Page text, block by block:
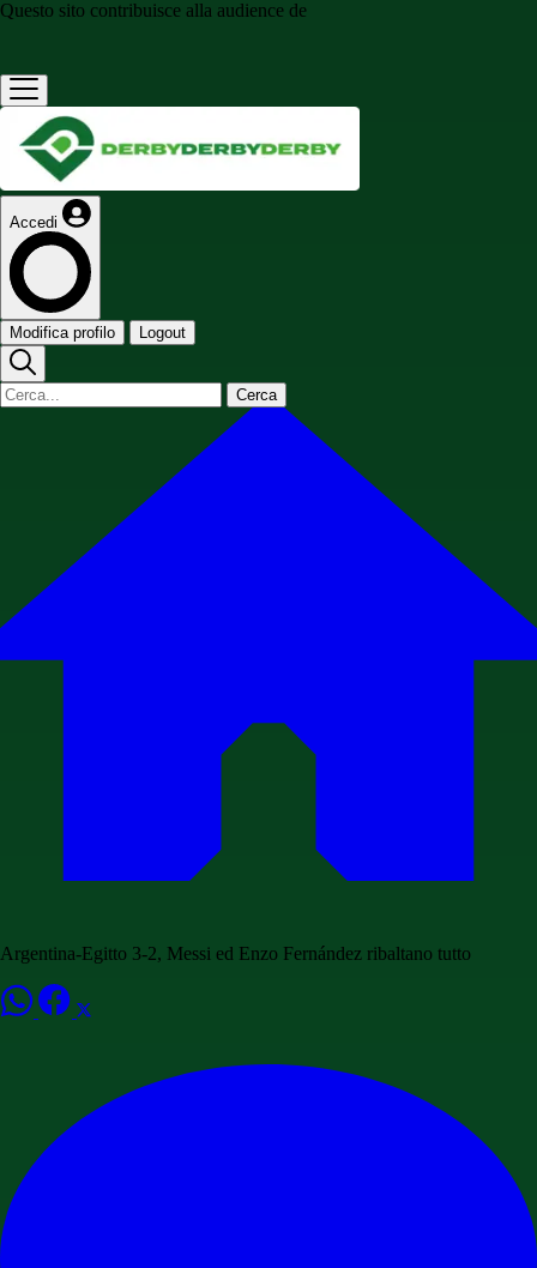
Questo sito contribuisce alla audience de
Accedi
Modifica profilo Logout
Cerca
Argentina-Egitto 3-2, Messi ed Enzo Fernández ribaltano tutto